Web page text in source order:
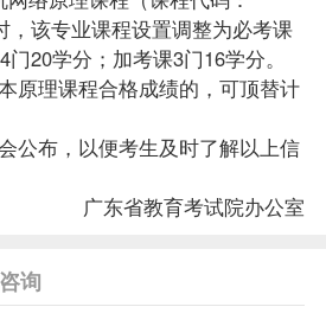
，该专业课程设置调整为必考课
20学分；加考课3门16学分。
原理课程合格成绩的，可顶替计
布，以便考生及时了解以上信
广东省教育考试院办公室
询